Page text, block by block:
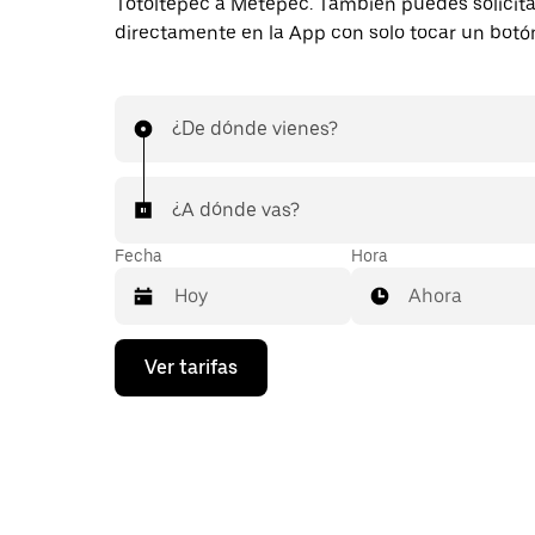
directamente en la App con solo tocar un
¿De dónde vienes?
¿A dónde vas?
Fecha
Presiona
flecha
Hora
Ahora
Ver tarifas